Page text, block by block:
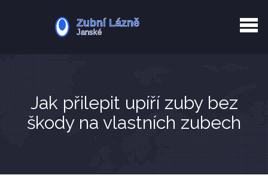
Zotavení po extrakci
Jak přilepit upíří zuby bez
škody na vlastních zubech